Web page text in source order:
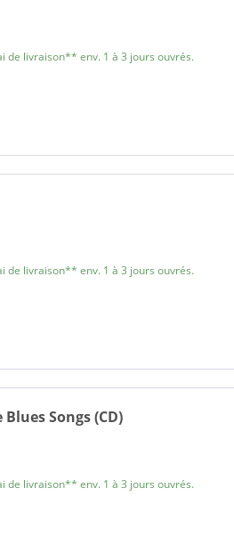
de livraison** env. 1 à 3 jours ouvrés.
de livraison** env. 1 à 3 jours ouvrés.
Songs (CD)
de livraison** env. 1 à 3 jours ouvrés.